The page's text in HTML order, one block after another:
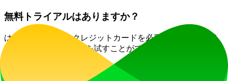
無料トライアルはありますか？
はい、ClipGenではクレジットカードを必要とせずに始める
ことができ、その機能を試すことができます。
問題が発生した場合はどうすればよいですか？